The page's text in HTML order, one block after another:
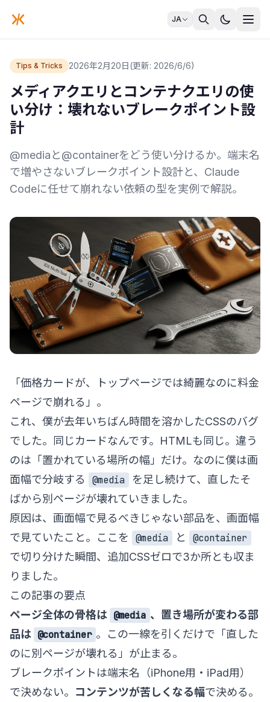
JA
Tips & Tricks 2026年2月20日(更新: 2026/6/6)
メディアクエリとコンテナクエリの使
い分け：壊れないブレークポイント設
計
@mediaと@containerをどう使い分けるか。端末名
で増やさないブレークポイント設計と、Claude
Codeに任せて崩れない依頼の型を実例で解説。
「価格カードが、トップページでは綺麗なのに料金
ページで崩れる」。
これ、僕が去年いちばん時間を溶かしたCSSのバグ
でした。同じカードなんです。HTMLも同じ。違う
のは「置かれている場所の幅」だけ。なのに僕は画
面幅で分岐する
@media
を足し続けて、直したそ
ばから別ページが壊れていきました。
原因は、画面幅で見るべきじゃない部品を、画面幅
で見ていたこと。ここを
@media と
@container
で切り分けた瞬間、追加CSSゼロで3か所とも収ま
りました。
この記事の要点
ページ全体の骨格は @media 、置き場所が変わる部
品は @container 。この一線を引くだけで「直した
のに別ページが壊れる」が止まる。
ブレークポイントは端末名（iPhone用・iPad用）
で決めない。 コンテンツが苦しくなる幅で決める。